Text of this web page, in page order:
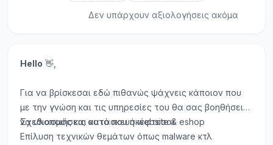
Δεν υπάρχουν αξιολογήσεις ακόμα
Hello 👋,
Για να βρίσκεσαι εδώ πιθανώς ψάχνεις κάποιον που
με την γνώση και τις υπηρεσίες του θα σας βοηθήσει
να υλοποιήσεις αυτό που σκέφτεσαι.
Σχεδιασμός και κατασκευή website & eshop
Επίλυση τεχνικών θεμάτων όπως malware κτλ